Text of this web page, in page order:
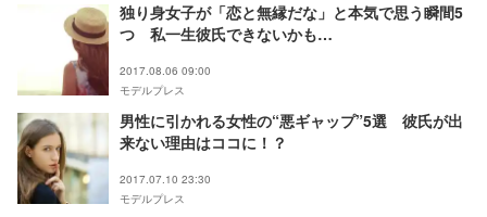
独り身女子が「恋と無縁だな」と本気で思う瞬間5
つ 私一生彼氏できないかも…
2017.08.06 09:00
モデルプレス
男性に引かれる女性の“悪ギャップ”5選 彼氏が出
来ない理由はココに！？
2017.07.10 23:30
モデルプレス